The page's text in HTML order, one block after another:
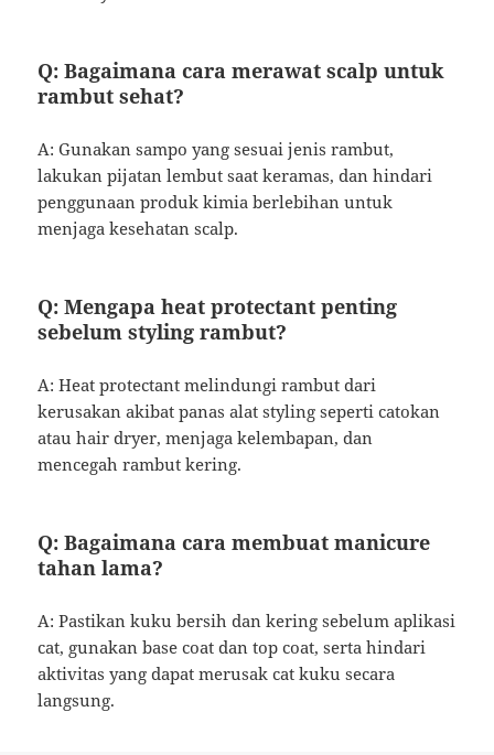
Q: Bagaimana cara merawat scalp untuk
rambut sehat?
A: Gunakan sampo yang sesuai jenis rambut,
lakukan pijatan lembut saat keramas, dan hindari
penggunaan produk kimia berlebihan untuk
menjaga kesehatan scalp.
Q: Mengapa heat protectant penting
sebelum styling rambut?
A: Heat protectant melindungi rambut dari
kerusakan akibat panas alat styling seperti catokan
atau hair dryer, menjaga kelembapan, dan
mencegah rambut kering.
Q: Bagaimana cara membuat manicure
tahan lama?
A: Pastikan kuku bersih dan kering sebelum aplikasi
cat, gunakan base coat dan top coat, serta hindari
aktivitas yang dapat merusak cat kuku secara
langsung.